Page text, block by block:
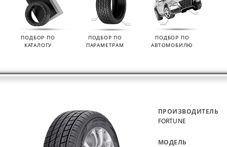
ПОДБОР ПО
КАТАЛОГУ
ПОДБОР ПО
ПАРАМЕТРАМ
ПОДБОР ПО
АВТОМОБИЛЮ
ПРОИЗВОДИТЕЛЬ
FORTUNE
МОДЕЛЬ